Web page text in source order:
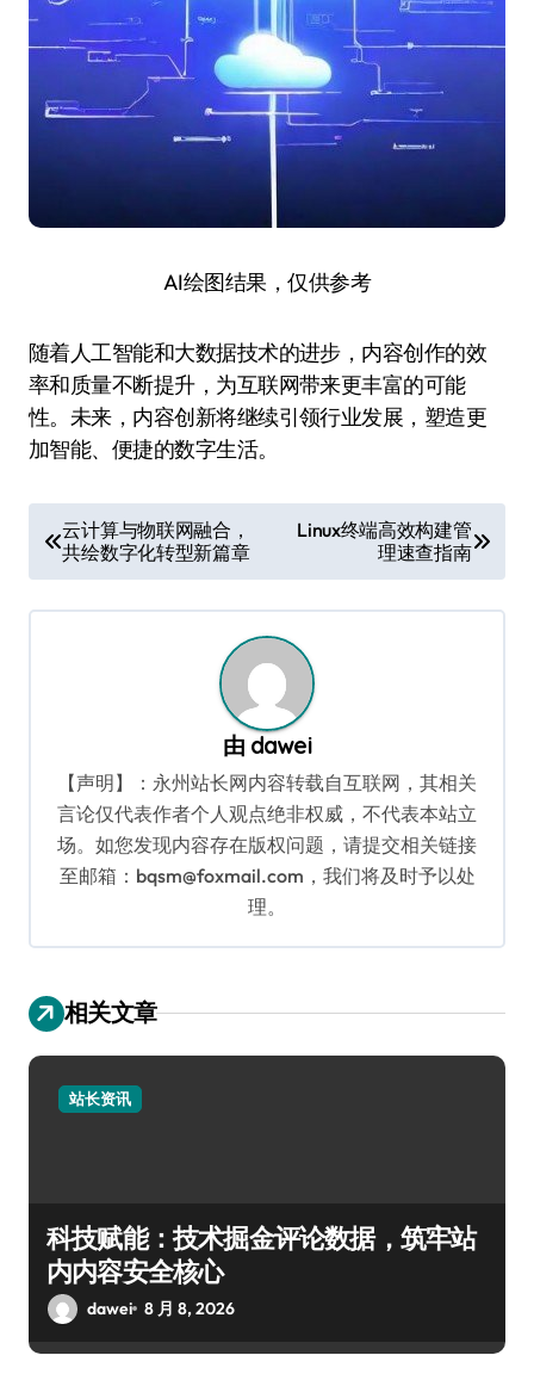
AI绘图结果，仅供参考
随着人工智能和大数据技术的进步，内容创作的效
率和质量不断提升，为互联网带来更丰富的可能
性。未来，内容创新将继续引领行业发展，塑造更
加智能、便捷的数字生活。
章
导
云计算与物联网融合，
共绘数字化转型新篇章
Linux终端高效构建管
理速查指南
由 dawei
【声明】：永州站长网内容转载自互联网，其相关
言论仅代表作者个人观点绝非权威，不代表本站立
场。如您发现内容存在版权问题，请提交相关链接
至邮箱：bqsm@foxmail.com，我们将及时予以处
理。
相关文章
站长资讯
科技赋能：技术掘金评论数据，筑牢站
内内容安全核心
dawei 8 月 8, 2026